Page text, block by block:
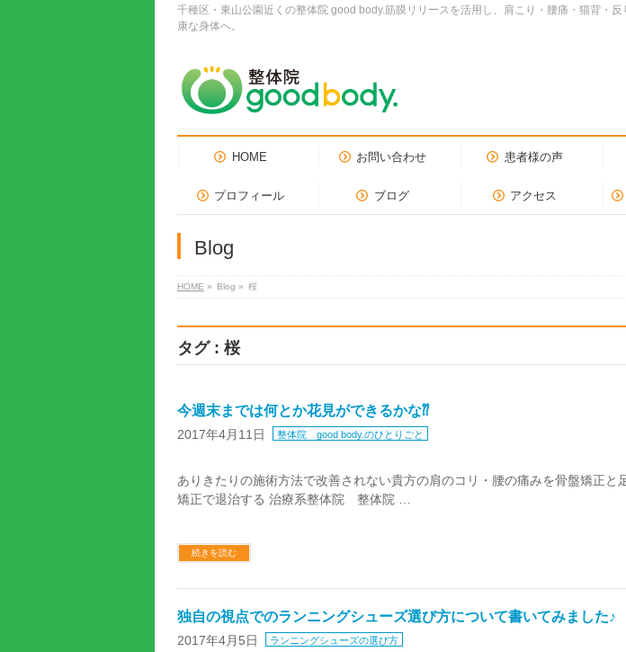
千種区・東山公園近くの整体院 good body.筋膜リリースを活用し、肩こり・腰痛・猫背・
康な身体へ。
HOME お問い合わせ 患者様の声
プロフィール ブログ アクセス
Blog
HOME » Blog » 桜
タグ : 桜
今週末までは何とか花見ができるかな⁇
2017年4月11日 整体院 good body.のひとりごと
ありきたりの施術方法で改善されない貴方の肩のコリ・腰の痛みを骨盤矯正と
矯正で退治する 治療系整体院 整体院 …
続きを読む
独自の視点でのランニングシューズ選び方について書いてみました♪
2017年4月5日 ランニングシューズの選び方